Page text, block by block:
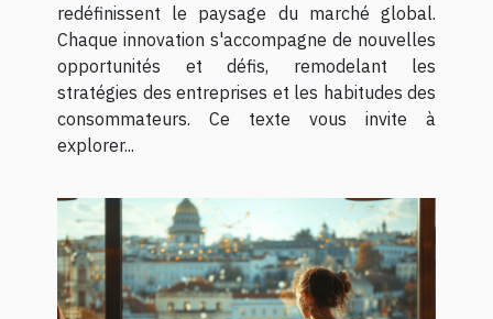
redéfinissent le paysage du marché global.
Chaque innovation s'accompagne de nouvelles
opportunités et défis, remodelant les
stratégies des entreprises et les habitudes des
consommateurs. Ce texte vous invite à
explorer...